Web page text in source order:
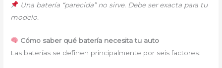
Una batería “parecida” no sirve. Debe ser exacta para tu
modelo.
Cómo saber qué batería necesita tu auto
Las baterías se definen principalmente por seis factores: